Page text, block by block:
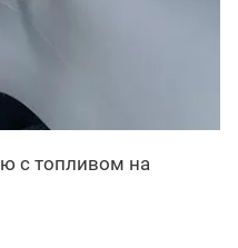
с топливом на